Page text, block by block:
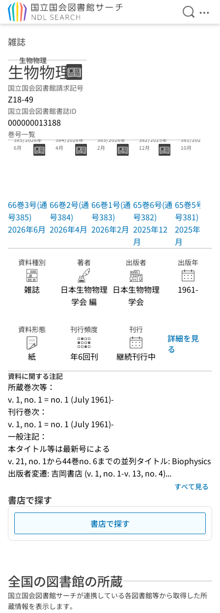
検索を
メ
雑誌
生物物理
生物物理
国立国会図書館請求記号
Z18-49
国立国会図書館書誌ID
000000013188
巻号一覧
66巻3号(通号
385) 2026年
6月
66巻3号(通
号385)
2026年6月
384) 2026年
4月
66巻2号(通
号384)
2026年4月
383) 2026年
2月
66巻1号(通
号383)
2026年2月
382) 2025年
12月
65巻6号(通
号382)
2025年12
月
381) 2025年
10月
65巻5号(通
号381)
2025年10
月
資料種別
雑誌
著者
日本生物物理
学会 編
出版者
日本生物物理
学会
出版年
1961-
資料形態
紙
刊行頻度
年6回刊
刊行
継続刊行中
詳細を見
る
資料に関する注記
所蔵巻次等：
v. 1, no. 1 = no. 1 (July 1961)-
刊行巻次：
v. 1, no. 1 = no. 1 (July 1961)-
一般注記：
本タイトル等は最新号による
v. 21, no. 1から44巻no. 6までの並列タイトル: Biophysics
出版者変遷: 吉岡書店 (v. 1, no. 1-v. 13, no. 4)...
すべて見る
書店で探す
書店で探す
全国の図書館の所蔵
国立国会図書館サーチが連携している各図書館等から取得した所
蔵情報を表示します。